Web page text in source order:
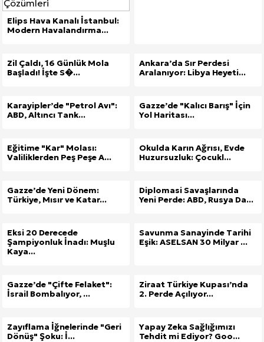
Elips Hava Kanalı İstanbul:
Modern Havalandırma...
Zil Çaldı, 16 Günlük Mola
Başladı! İşte S�...
Ankara’da Sır Perdesi
Aralanıyor: Libya Heyeti...
Karayipler’de "Petrol Avı":
ABD, Altıncı Tank...
Gazze’de "Kalıcı Barış" İçin
Yol Haritası...
Eğitime "Kar" Molası:
Valiliklerden Peş Peşe A...
Okulda Karın Ağrısı, Evde
Huzursuzluk: Çocukl...
Gazze’de Yeni Dönem:
Türkiye, Mısır ve Katar...
Diplomasi Savaşlarında
Yeni Perde: ABD, Rusya Da...
Eksi 20 Derecede
Şampiyonluk İnadı: Muşlu
Kaya...
Savunma Sanayinde Tarihi
Eşik: ASELSAN 30 Milyar ...
Gazze’de "Çifte Felaket":
İsrail Bombalıyor, ...
Ziraat Türkiye Kupası’nda
2. Perde Açılıyor...
Zayıflama İğnelerinde "Geri
Dönüş" Şoku: İ...
Yapay Zeka Sağlığımızı
Tehdit mi Ediyor? Goo...